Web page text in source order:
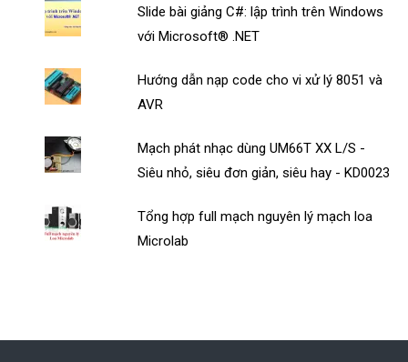
Slide bài giảng C#: lập trình trên Windows
với Microsoft® .NET
Hướng dẫn nạp code cho vi xử lý 8051 và
AVR
Mạch phát nhạc dùng UM66T XX L/S -
Siêu nhỏ, siêu đơn giản, siêu hay - KD0023
Tổng hợp full mạch nguyên lý mạch loa
Microlab